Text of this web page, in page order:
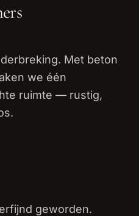
Met beton
we één
ruimte — rustig,
geworden.